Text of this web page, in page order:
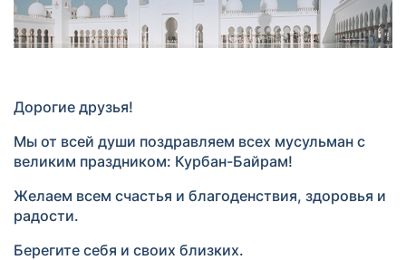
Дорогие друзья!
Мы от всей души поздравляем всех мусульман с
великим праздником: Курбан-Байрам!
Желаем всем счастья и благоденствия, здоровья и
радости.
Берегите себя и своих близких.